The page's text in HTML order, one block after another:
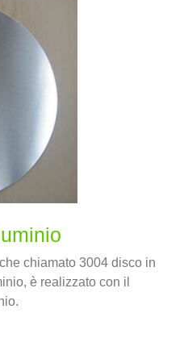
chiamato 3004 disco in
è realizzato con il